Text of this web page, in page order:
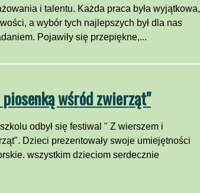
i talentu. Każda praca była wyjątkowa,
a wybór tych najlepszych był dla nas
Pojawiły się przepiękne,...
wśród zwierząt"
odbył się festiwal " Z wierszem i
Dzieci prezentowały swoje umiejętności
wszystkim dzieciom serdecznie